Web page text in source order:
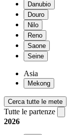
Danubio
Douro
Nilo
Reno
Saone
Seine
Asia
Mekong
Cerca tutte le mete
Tutte le partenze
2026